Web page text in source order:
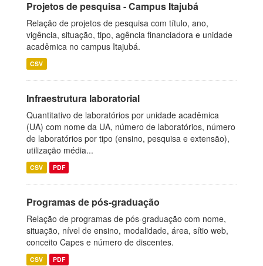
Projetos de pesquisa - Campus Itajubá
Relação de projetos de pesquisa com título, ano,
vigência, situação, tipo, agência financiadora e unidade
acadêmica no campus Itajubá.
CSV
Infraestrutura laboratorial
Quantitativo de laboratórios por unidade acadêmica
(UA) com nome da UA, número de laboratórios, número
de laboratórios por tipo (ensino, pesquisa e extensão),
utilização média...
CSV PDF
Programas de pós-graduação
Relação de programas de pós-graduação com nome,
situação, nível de ensino, modalidade, área, sítio web,
conceito Capes e número de discentes.
CSV PDF